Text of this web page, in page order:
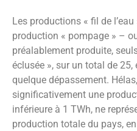
Les productions « fil de
production « pompage » –
préalablement produite,
éclusée », sur un total de
quelque dépassement.
significativement une
inférieure à 1 TWh, ne
production totale du pays,